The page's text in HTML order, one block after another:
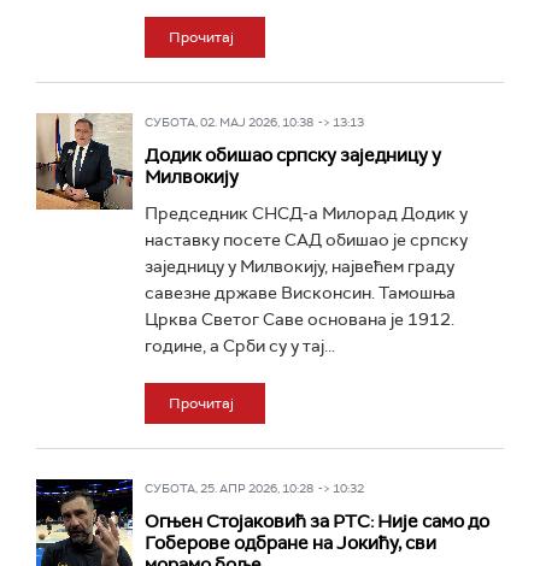
Прочитај
СУБОТА, 02. МАЈ 2026, 10:38 -> 13:13
Додик обишао српску заједницу у
Милвокију
Председник СНСД-а Милорад Додик у
наставку посете САД обишао је српску
заједницу у Милвокију, највећем граду
савезне државе Висконсин. Тамошња
Црква Светог Саве основана је 1912.
године, а Срби су у тај...
Прочитај
СУБОТА, 25. АПР 2026, 10:28 -> 10:32
Огњен Стојаковић за РТС: Није само до
Гоберове одбране на Јокићу, сви